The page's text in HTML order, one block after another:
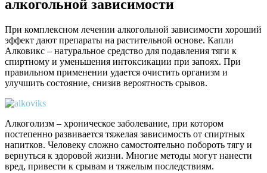
алкогольной зависимости
При комплексном лечении алкогольной зависимости хороший
эффект дают препараты на растительной основе. Капли
Алковикс – натуральное средство для подавления тяги к
спиртному и уменьшения интоксикации при запоях. При
правильном применении удается очистить организм и
улучшить состояние, снизив вероятность срывов.
Алкоголизм – хроническое заболевание, при котором
постепенно развивается тяжелая зависимость от спиртных
напитков. Человеку сложно самостоятельно побороть тягу и
вернуться к здоровой жизни. Многие методы могут нанести
вред, привести к срывам и тяжелым последствиям.